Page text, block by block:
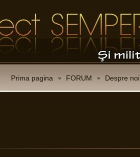
Prima pagina FORUM Despre noi